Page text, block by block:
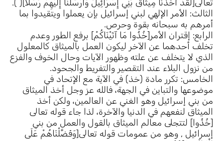
تعالى[لَقَدْ أَخَذْنَا مِيثَاقَ بَنِي إِسْرَائِيلَ وَأَرْسَلْنَا إِلَيْهِمْ رُسُلاً]( ).
الثالث: الأمر الإلهي لبني إسرائيل بإن يعملوا ويتقيدوا بما
أمرهم به سبحانه بقوة وحرص.
الرابع: إقتران الأمر[خُذُوا مَا آتَيْنَاكُمْ] برفع الطور وعدم
تخلف أحدهما عن الآخر ليكون العمل بالميثاق كالمعلول
الذي لا يتخلف عن علته وظهور الآيات وحال الخوف والفزع
من نزول البلاء عند التقصير والتفريط والجحود.
الخامس: تكرر مادة (خذ) في الآية مع الإتحاد في
موضوعها والتباين في الجهة، فالله عز وجل أخذ الميثاق
من بني إسرائيل وهو الغني عن العالمين، ولكن أخذ
الميثاق لنفعهم في الدنيا والآخرة، لذا جاء قوله تعالى
[خُذُوا] لتتجلى معالم الميثاق بالقول والعمل من بني
إسرائيل , وهو من عمومات قوله تعالى[وَفَضَّلْنَاهُمْ عَلَى